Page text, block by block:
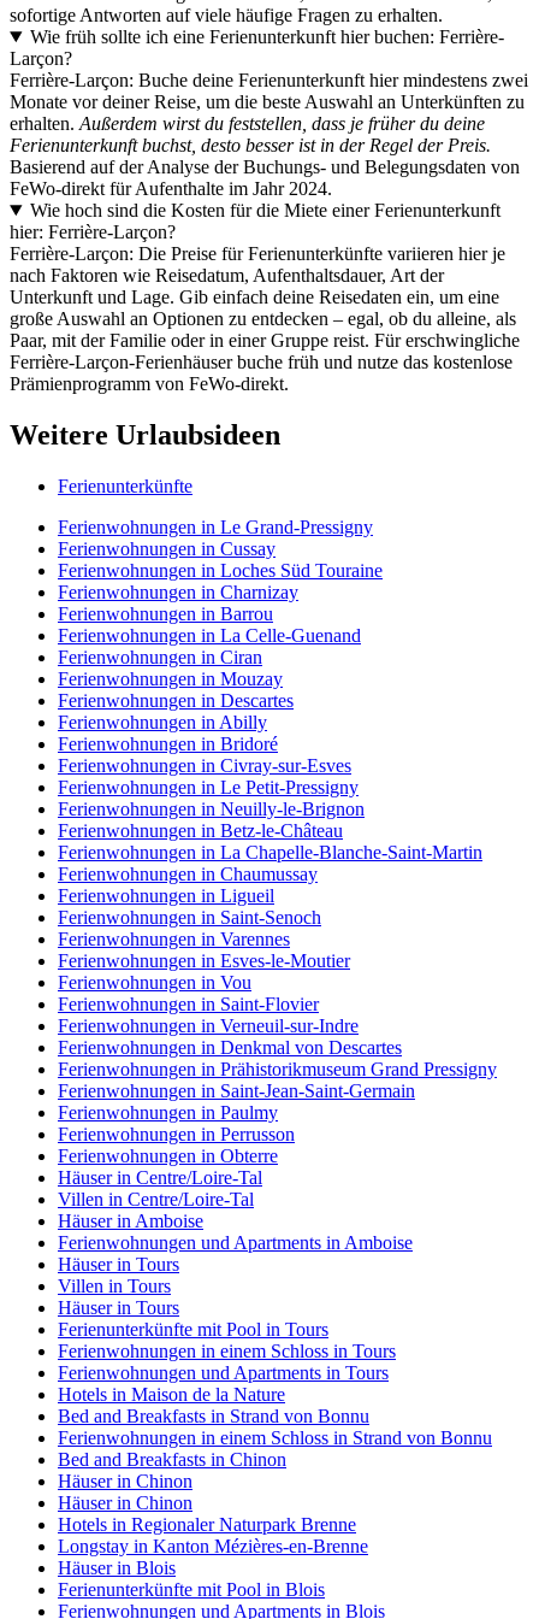
sofortige Antworten auf viele häufige Fragen zu erhalten.
Wie früh sollte ich eine Ferienunterkunft hier buchen: Ferrière-
Larçon?
Ferrière-Larçon: Buche deine Ferienunterkunft hier mindestens zwei
Monate vor deiner Reise, um die beste Auswahl an Unterkünften zu
erhalten. Außerdem wirst du feststellen, dass je früher du deine
Ferienunterkunft buchst, desto besser ist in der Regel der Preis.
Basierend auf der Analyse der Buchungs- und Belegungsdaten von
FeWo-direkt für Aufenthalte im Jahr 2024.
Wie hoch sind die Kosten für die Miete einer Ferienunterkunft
hier: Ferrière-Larçon?
Ferrière-Larçon: Die Preise für Ferienunterkünfte variieren hier je
nach Faktoren wie Reisedatum, Aufenthaltsdauer, Art der
Unterkunft und Lage. Gib einfach deine Reisedaten ein, um eine
große Auswahl an Optionen zu entdecken – egal, ob du alleine, als
Paar, mit der Familie oder in einer Gruppe reist. Für erschwingliche
Ferrière-Larçon-Ferienhäuser buche früh und nutze das kostenlose
Prämienprogramm von FeWo-direkt.
Weitere Urlaubsideen
Ferienunterkünfte
Ferienwohnungen in Le Grand-Pressigny
Ferienwohnungen in Cussay
Ferienwohnungen in Loches Süd Touraine
Ferienwohnungen in Charnizay
Ferienwohnungen in Barrou
Ferienwohnungen in La Celle-Guenand
Ferienwohnungen in Ciran
Ferienwohnungen in Mouzay
Ferienwohnungen in Descartes
Ferienwohnungen in Abilly
Ferienwohnungen in Bridoré
Ferienwohnungen in Civray-sur-Esves
Ferienwohnungen in Le Petit-Pressigny
Ferienwohnungen in Neuilly-le-Brignon
Ferienwohnungen in Betz-le-Château
Ferienwohnungen in La Chapelle-Blanche-Saint-Martin
Ferienwohnungen in Chaumussay
Ferienwohnungen in Ligueil
Ferienwohnungen in Saint-Senoch
Ferienwohnungen in Varennes
Ferienwohnungen in Esves-le-Moutier
Ferienwohnungen in Vou
Ferienwohnungen in Saint-Flovier
Ferienwohnungen in Verneuil-sur-Indre
Ferienwohnungen in Denkmal von Descartes
Ferienwohnungen in Prähistorikmuseum Grand Pressigny
Ferienwohnungen in Saint-Jean-Saint-Germain
Ferienwohnungen in Paulmy
Ferienwohnungen in Perrusson
Ferienwohnungen in Obterre
Häuser in Centre/Loire-Tal
Villen in Centre/Loire-Tal
Häuser in Amboise
Ferienwohnungen und Apartments in Amboise
Häuser in Tours
Villen in Tours
Häuser in Tours
Ferienunterkünfte mit Pool in Tours
Ferienwohnungen in einem Schloss in Tours
Ferienwohnungen und Apartments in Tours
Hotels in Maison de la Nature
Bed and Breakfasts in Strand von Bonnu
Ferienwohnungen in einem Schloss in Strand von Bonnu
Bed and Breakfasts in Chinon
Häuser in Chinon
Häuser in Chinon
Hotels in Regionaler Naturpark Brenne
Longstay in Kanton Mézières-en-Brenne
Häuser in Blois
Ferienunterkünfte mit Pool in Blois
Ferienwohnungen und Apartments in Blois